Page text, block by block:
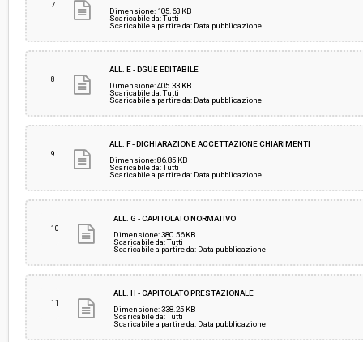
7
Dimensione: 105.63 KB
Scaricabile da: Tutti
Scaricabile a partire da: Data pubblicazione
8
ALL. E - DGUE EDITABILE
Dimensione: 405.33 KB
Scaricabile da: Tutti
Scaricabile a partire da: Data pubblicazione
9
ALL. F - DICHIARAZIONE ACCETTAZIONE CHIARIMENTI
Dimensione: 86.85 KB
Scaricabile da: Tutti
Scaricabile a partire da: Data pubblicazione
10
ALL. G - CAPITOLATO NORMATIVO
Dimensione: 380.56 KB
Scaricabile da: Tutti
Scaricabile a partire da: Data pubblicazione
11
ALL. H - CAPITOLATO PRESTAZIONALE
Dimensione: 338.25 KB
Scaricabile da: Tutti
Scaricabile a partire da: Data pubblicazione